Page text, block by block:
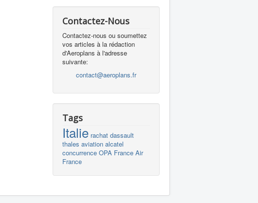
Contactez-Nous
Contactez-nous ou soumettez
vos articles à la rédaction
d'Aeroplans à l'adresse
suivante:
contact@aeroplans.fr
Tags
Italie rachat dassault
thales aviation alcatel
concurrence OPA France Air
France